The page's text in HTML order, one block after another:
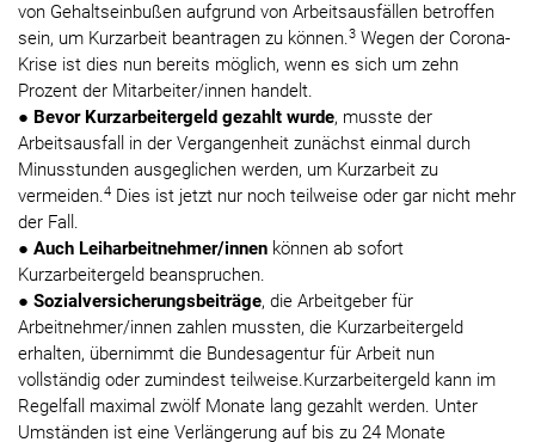
von Gehaltseinbußen aufgrund von Arbeitsausfällen betroffen
sein, um Kurzarbeit beantragen zu können.3 Wegen der Corona-
Krise ist dies nun bereits möglich, wenn es sich um zehn
Prozent der Mitarbeiter/innen handelt.
● Bevor Kurzarbeitergeld gezahlt wurde, musste der
Arbeitsausfall in der Vergangenheit zunächst einmal durch
Minusstunden ausgeglichen werden, um Kurzarbeit zu
vermeiden.4 Dies ist jetzt nur noch teilweise oder gar nicht mehr
der Fall.
● Auch Leiharbeitnehmer/innen können ab sofort
Kurzarbeitergeld beanspruchen.
● Sozialversicherungsbeiträge, die Arbeitgeber für
Arbeitnehmer/innen zahlen mussten, die Kurzarbeitergeld
erhalten, übernimmt die Bundesagentur für Arbeit nun
vollständig oder zumindest teilweise.Kurzarbeitergeld kann im
Regelfall maximal zwölf Monate lang gezahlt werden. Unter
Umständen ist eine Verlängerung auf bis zu 24 Monate